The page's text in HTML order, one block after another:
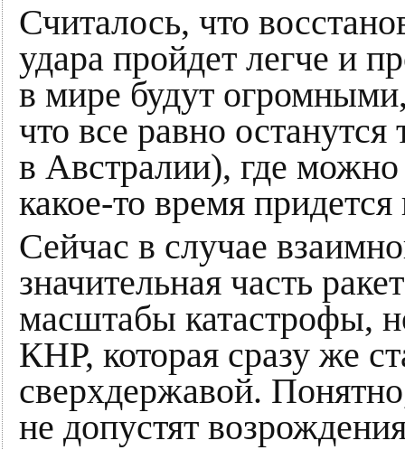
Считалось, что
удара пройдет легче и
в мире будут
что все равно
в Австралии), где
какое-то время
Сейчас в случае
значительная часть
масштабы катастрофы,
КНР, которая сразу же
сверхдержавой.
не допустят